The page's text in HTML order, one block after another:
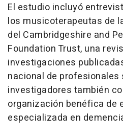
El estudio incluyó
los musicoterapeutas de
del Cambridgeshire and
Foundation Trust, una
investigaciones
nacional de profesionales
investigadores también
organización benéfica de
especializada en